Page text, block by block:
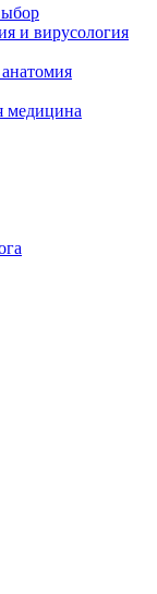
и вирусология
медицина